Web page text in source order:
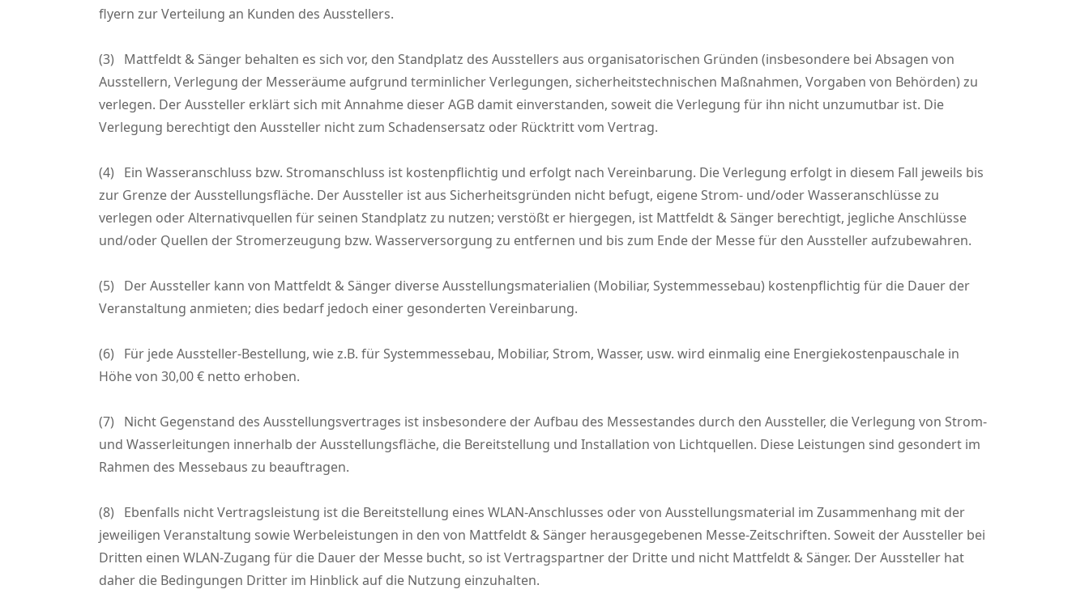
flyern zur Verteilung an Kunden des Ausstellers.
(3) Mattfeldt & Sänger behalten es sich vor, den Standplatz des Ausstellers aus organisatorischen Gründen (insbesondere bei Absagen von
Ausstellern, Verlegung der Messeräume aufgrund terminlicher Verlegungen, sicherheitstechnischen Maßnahmen, Vorgaben von Behörden) zu
verlegen. Der Aussteller erklärt sich mit Annahme dieser AGB damit einverstanden, soweit die Verlegung für ihn nicht unzumutbar ist. Die
Verlegung berechtigt den Aussteller nicht zum Schadensersatz oder Rücktritt vom Vertrag.
(4) Ein Wasseranschluss bzw. Stromanschluss ist kostenpflichtig und erfolgt nach Vereinbarung. Die Verlegung erfolgt in diesem Fall jeweils bis
zur Grenze der Ausstellungsfläche. Der Aussteller ist aus Sicherheitsgründen nicht befugt, eigene Strom- und/oder Wasseranschlüsse zu
verlegen oder Alternativquellen für seinen Standplatz zu nutzen; verstößt er hiergegen, ist Mattfeldt & Sänger berechtigt, jegliche Anschlüsse
und/oder Quellen der Stromerzeugung bzw. Wasserversorgung zu entfernen und bis zum Ende der Messe für den Aussteller aufzubewahren.
(5) Der Aussteller kann von Mattfeldt & Sänger diverse Ausstellungsmaterialien (Mobiliar, Systemmessebau) kostenpflichtig für die Dauer der
Veranstaltung anmieten; dies bedarf jedoch einer gesonderten Vereinbarung.
(6) Für jede Aussteller-Bestellung, wie z.B. für Systemmessebau, Mobiliar, Strom, Wasser, usw. wird einmalig eine Energiekostenpauschale in
Höhe von 30,00 € netto erhoben.
(7) Nicht Gegenstand des Ausstellungsvertrages ist insbesondere der Aufbau des Messestandes durch den Aussteller, die Verlegung von Strom-
und Wasserleitungen innerhalb der Ausstellungsfläche, die Bereitstellung und Installation von Lichtquellen. Diese Leistungen sind gesondert im
Rahmen des Messebaus zu beauftragen.
(8) Ebenfalls nicht Vertragsleistung ist die Bereitstellung eines WLAN-Anschlusses oder von Ausstellungsmaterial im Zusammenhang mit der
jeweiligen Veranstaltung sowie Werbeleistungen in den von Mattfeldt & Sänger herausgegebenen Messe-Zeitschriften. Soweit der Aussteller bei
Dritten einen WLAN-Zugang für die Dauer der Messe bucht, so ist Vertragspartner der Dritte und nicht Mattfeldt & Sänger. Der Aussteller hat
daher die Bedingungen Dritter im Hinblick auf die Nutzung einzuhalten.